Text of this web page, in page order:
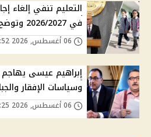
التعليم تنفي إلغاء
في 2026/2027 وتوضح نظام الحضور
إبراهيم عيسى يهاجم
وسياسات الإفقار